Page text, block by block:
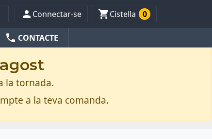
 Connectar-se Cistella 0
phone CONTACTE
la tornada.
a la teva comanda.